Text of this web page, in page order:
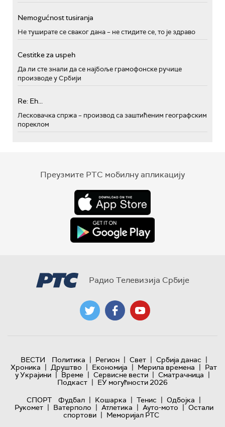
Nemogućnost tusiranja
Не туширате се сваког дана – не стидите се, то је здраво
Cestitke za uspeh
Да ли сте знали да се најбоље грамофонске ручице
производе у Србији
Re: Eh...
Лесковачка спржа – производ са заштићеним географским
пореклом
Преузмите РТС мобилну апликацију
Радио Телевизија Србије
ВЕСТИ Политика | Регион | Свет | Србија данас |
Хроника | Друштво | Економија | Мерила времена | Рат
у Украјини | Време | Сервисне вести | Сматрачница |
Подкаст | ЕУ могућности 2026
СПОРТ
Фудбал | Кошарка | Тенис | Одбојка |
Рукомет | Ватерполо | Атлетика | Ауто-мото | Остали
спортови | Меморијал РТС